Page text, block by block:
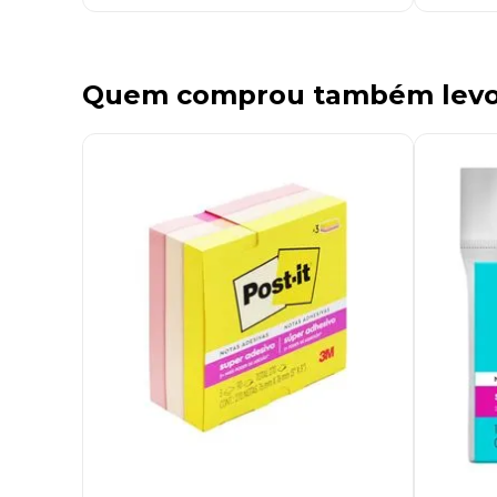
Quem comprou também